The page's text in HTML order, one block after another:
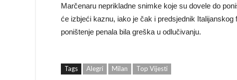
Marčenaru neprikladne snimke koje su dovele do
će izbjeći kaznu, iako je čak i predsjednik
poništenje penala bila greška u odlučivanju.
Tags Alegri Milan Top Vijesti